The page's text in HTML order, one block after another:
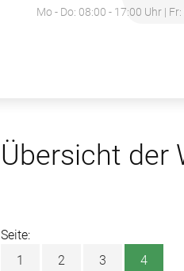
Mo - Do: 08:00 - 17:00 Uhr |
Übersicht der
Seite:
1
2 3 4